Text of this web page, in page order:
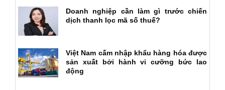
Doanh nghiệp cần làm gì trước chiến
dịch thanh lọc mã số thuế?
Việt Nam cấm nhập khẩu hàng hóa được
sản xuất bởi hành vi cưỡng bức lao
động